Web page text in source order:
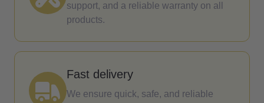
support, and a reliable warranty on all
products.
Fast delivery
We ensure quick, safe, and reliable